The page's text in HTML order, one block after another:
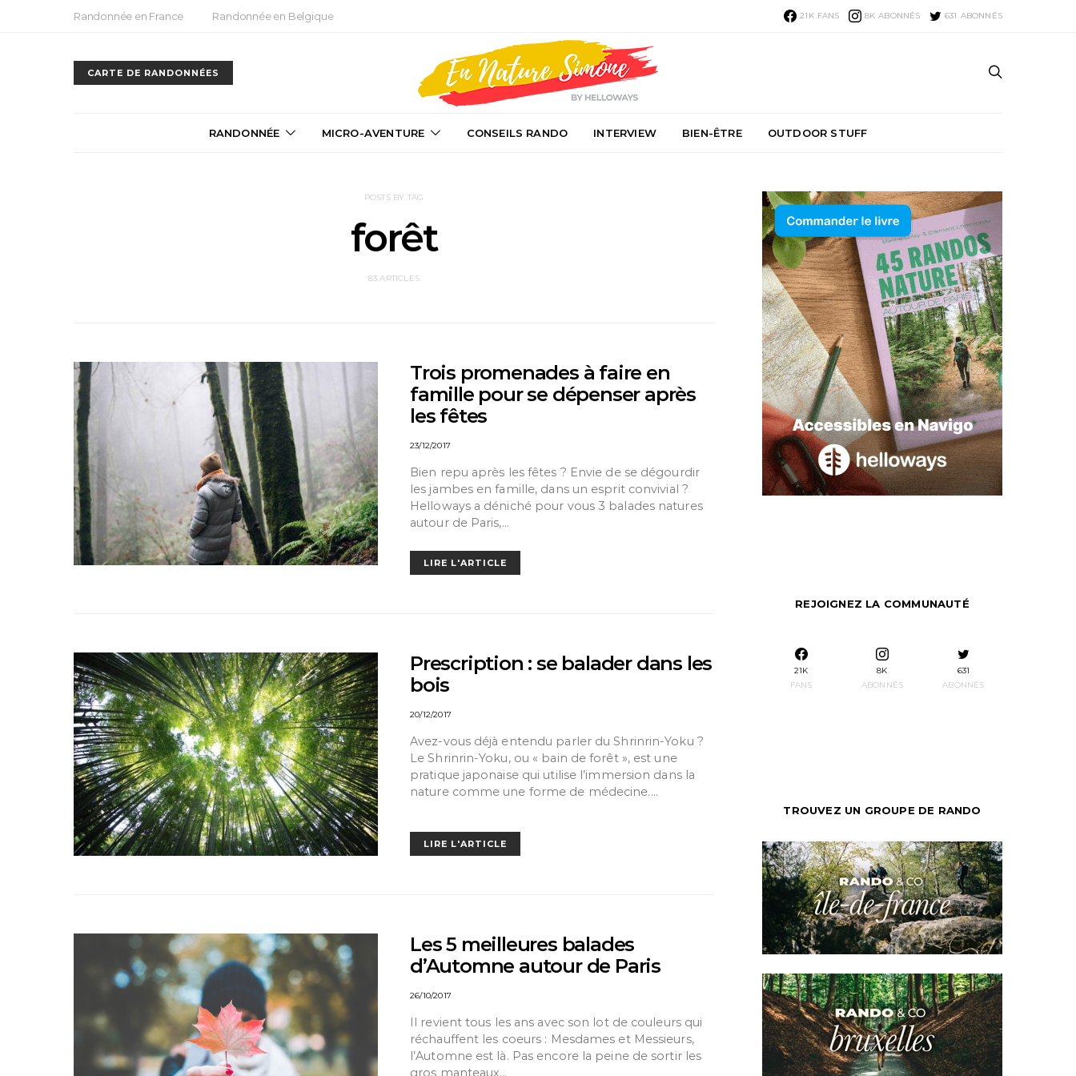
Randonnée en France Randonnée en Belgique 21K FANS 8K ABONNÉS 631 ABONNÉS
CARTE DE RANDONNÉES
RANDONNÉE MICRO-AVENTURE CONSEILS RANDO INTERVIEW BIEN-ÊTRE OUTDOOR STUFF
POSTS BY TAG
forêt
83 ARTICLES
Trois promenades à faire en
famille pour se dépenser après
les fêtes
23/12/2017
Bien repu après les fêtes ? Envie de se dégourdir
les jambes en famille, dans un esprit convivial ?
Helloways a déniché pour vous 3 balades natures
autour de Paris,…
LIRE L'ARTICLE
Prescription : se balader dans les
bois
20/12/2017
Avez-vous déjà entendu parler du Shrinrin-Yoku ?
Le Shrinrin-Yoku, ou « bain de forêt », est une
pratique japonaise qui utilise l’immersion dans la
nature comme une forme de médecine.…
LIRE L'ARTICLE
Les 5 meilleures balades
d’Automne autour de Paris
26/10/2017
Il revient tous les ans avec son lot de couleurs qui
réchauffent les coeurs : Mesdames et Messieurs,
l’Automne est là. Pas encore la peine de sortir les
gros manteaux…
REJOIGNEZ LA COMMUNAUTÉ
21K
FANS
8K
ABONNÉS
631
ABONNÉS
TROUVEZ UN GROUPE DE RANDO